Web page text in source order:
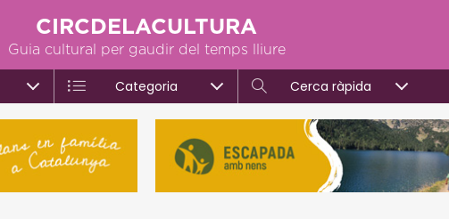
CIRCDELACULTURA
Guia cultural per gaudir del temps lliure
Categoria Cerca ràpida